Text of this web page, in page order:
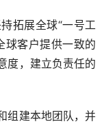
拓展全球“一号工
球客户提供一致的
度，建立负责任的
组建本地团队，并